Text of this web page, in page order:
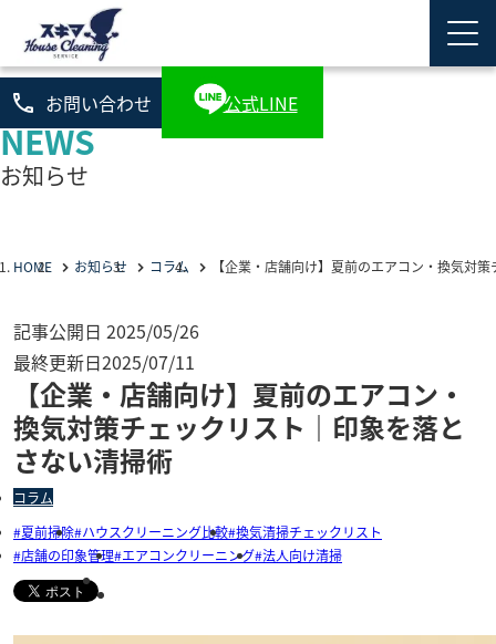
NEWS
お知らせ
HOME お知らせ コラム 【企業・店舗向け】夏前のエアコン・換気対
記事公開日 2025/05/26
最終更新日2025/07/11
【企業・店舗向け】夏前のエアコン・
換気対策チェックリスト｜印象を落と
さない清掃術
コラム
夏前掃除 ハウスクリーニング比較 換気清掃チェックリスト
店舗の印象管理 エアコンクリーニング 法人向け清掃
phone お問い合わせ 公式LINE